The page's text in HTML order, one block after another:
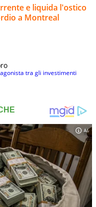
e liquida l'ostico
a Montreal
tra gli investimenti